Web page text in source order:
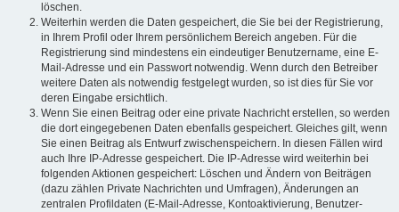
löschen.
Weiterhin werden die Daten gespeichert, die Sie bei der Registrierung,
in Ihrem Profil oder Ihrem persönlichem Bereich angeben. Für die
Registrierung sind mindestens ein eindeutiger Benutzername, eine E-
Mail-Adresse und ein Passwort notwendig. Wenn durch den Betreiber
weitere Daten als notwendig festgelegt wurden, so ist dies für Sie vor
deren Eingabe ersichtlich.
Wenn Sie einen Beitrag oder eine private Nachricht erstellen, so werden
die dort eingegebenen Daten ebenfalls gespeichert. Gleiches gilt, wenn
Sie einen Beitrag als Entwurf zwischenspeichern. In diesen Fällen wird
auch Ihre IP-Adresse gespeichert. Die IP-Adresse wird weiterhin bei
folgenden Aktionen gespeichert: Löschen und Ändern von Beiträgen
(dazu zählen Private Nachrichten und Umfragen), Änderungen an
zentralen Profildaten (E-Mail-Adresse, Kontoaktivierung, Benutzer-